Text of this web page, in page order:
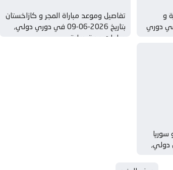
و
بتاريخ 2026-06-10 في دوري
تفاصيل وموعد مباراة المجر و كازاخستان
بتاريخ 2026-06-09 في دوري دولي,
مباريات ودية دولية
سوريا
دوري دولي,